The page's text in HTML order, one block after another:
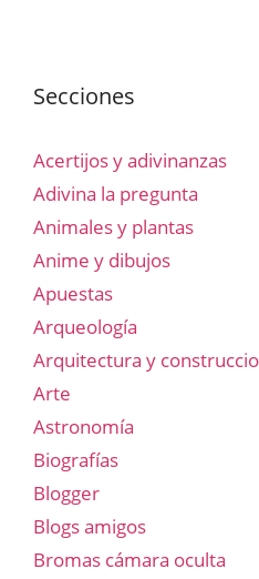
Secciones
Acertijos y adivinanzas
Adivina la pregunta
Animales y plantas
Anime y dibujos
Apuestas
Arqueología
Arquitectura y
Arte
Astronomía
Biografías
Blogger
Blogs amigos
Bromas cámara oculta